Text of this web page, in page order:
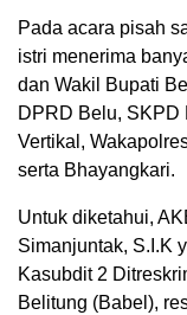
Pada acara pisah
istri menerima
dan Wakil Bupati
DPRD Belu, SKPD
Vertikal,
serta Bhayangkari.
Untuk diketahui,
Simanjuntak, S.I.K
Kasubdit 2
Belitung (Babel),